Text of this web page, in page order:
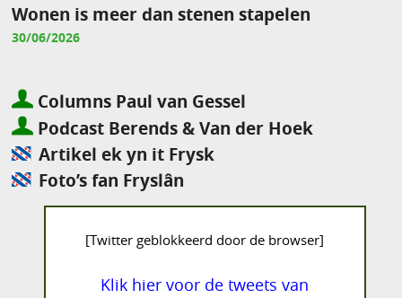
Wonen is meer dan stenen stapelen
30/06/2026
Columns Paul van Gessel
Podcast Berends & Van der Hoek
Artikel ek yn it Frysk
Foto’s fan Fryslân
[Twitter geblokkeerd door de browser]
Klik hier voor de tweets van